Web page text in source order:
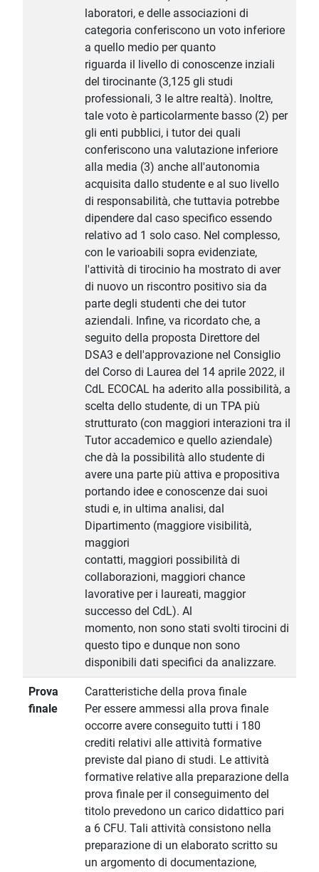
laboratori, e delle associazioni di
categoria conferiscono un voto inferiore
a quello medio per quanto
riguarda il livello di conoscenze inziali
del tirocinante (3,125 gli studi
professionali, 3 le altre realtà). Inoltre,
tale voto è particolarmente basso (2) per
gli enti pubblici, i tutor dei quali
conferiscono una valutazione inferiore
alla media (3) anche all'autonomia
acquisita dallo studente e al suo livello
di responsabilità, che tuttavia potrebbe
dipendere dal caso specifico essendo
relativo ad 1 solo caso. Nel complesso,
con le varioabili sopra evidenziate,
l'attività di tirocinio ha mostrato di aver
di nuovo un riscontro positivo sia da
parte degli studenti che dei tutor
aziendali. Infine, va ricordato che, a
seguito della proposta Direttore del
DSA3 e dell'approvazione nel Consiglio
del Corso di Laurea del 14 aprile 2022, il
CdL ECOCAL ha aderito alla possibilità, a
scelta dello studente, di un TPA più
strutturato (con maggiori interazioni tra il
Tutor accademico e quello aziendale)
che dà la possibilità allo studente di
avere una parte più attiva e propositiva
portando idee e conoscenze dai suoi
studi e, in ultima analisi, dal
Dipartimento (maggiore visibilità,
maggiori
contatti, maggiori possibilità di
collaborazioni, maggiori chance
lavorative per i laureati, maggior
successo del CdL). Al
momento, non sono stati svolti tirocini di
questo tipo e dunque non sono
disponibili dati specifici da analizzare.
Prova
finale
Caratteristiche della prova finale
Per essere ammessi alla prova finale
occorre avere conseguito tutti i 180
crediti relativi alle attività formative
previste dal piano di studi. Le attività
formative relative alla preparazione della
prova finale per il conseguimento del
titolo prevedono un carico didattico pari
a 6 CFU. Tali attività consistono nella
preparazione di un elaborato scritto su
un argomento di documentazione,